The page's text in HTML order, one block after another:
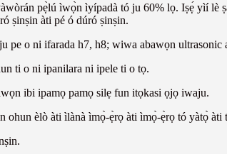
pẹ̀lú ìwọ̀n ìyípadà tó ju 60% lọ. Iṣẹ́ yìí lè
ṣinṣin àti pé ó dúró ṣinṣin.
pe o ni ifarada h7, h8; wiwa abawọn
ti o ni ipanilara ni ipele ti o tọ.
ibi ipamọ pamọ silẹ fun itọkasi ọjọ iwaju.
èlò àti ìlànà ìmọ̀-ẹ̀rọ àti ìmọ̀-ẹ̀rọ tó yàtọ̀